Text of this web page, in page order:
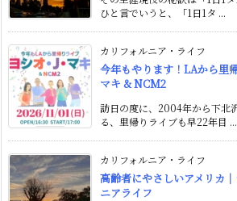
ひと言でいうと、「1日1タ ...
カリフォルニア・ライフ
今年もやります！LAから里
マキ & NCM2
訪日の度に、2004年から下北
る、里帰りライブも早22年目 ...
カリフォルニア・ライフ
高齢者にやさしいアメリカ
ニアライフ